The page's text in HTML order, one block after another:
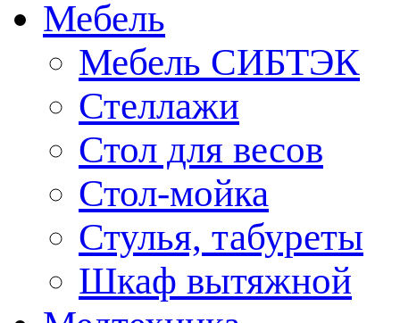
Мебель
Мебель СИБТЭК
Стеллажи
Стол для весов
Стол-мойка
Стулья, табуреты
Шкаф вытяжной